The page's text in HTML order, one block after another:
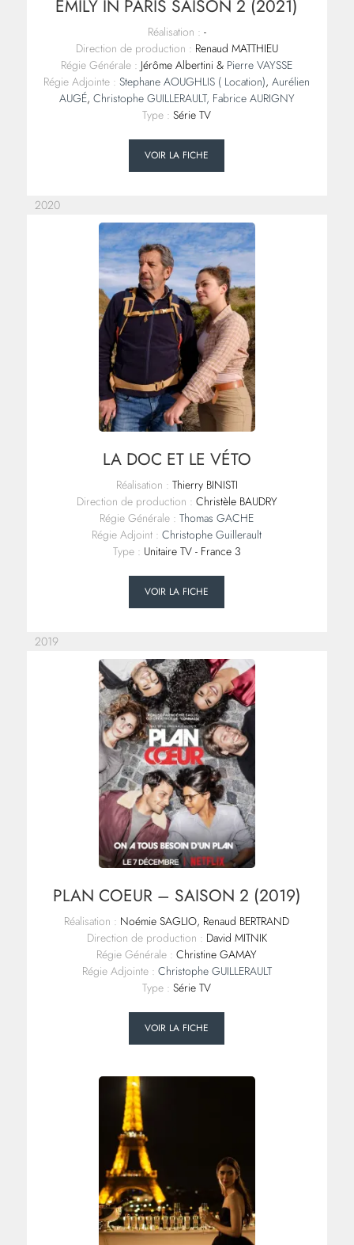
EMILY IN PARIS SAISON 2 (2021)
Réalisation : -
Direction de production : Renaud MATTHIEU
Régie Générale : Jérôme Albertini & Pierre VAYSSE
Régie Adjointe : Stephane AOUGHLIS ( Location),Aurélien
AUGÉ, Christophe GUILLERAULT, Fabrice AURIGNY
Type : Série TV
VOIR LA FICHE
2020
LA DOC ET LE VÉTO
Réalisation : Thierry BINISTI
Direction de production : Christèle BAUDRY
Régie Générale : Thomas GACHE
Régie Adjoint : Christophe Guillerault
Type : Unitaire TV - France 3
VOIR LA FICHE
2019
PLAN COEUR – SAISON 2 (2019)
Réalisation : Noémie SAGLIO, Renaud BERTRAND
Direction de production : David MITNIK
Régie Générale : Christine GAMAY
Régie Adjointe : Christophe GUILLERAULT
Type : Série TV
VOIR LA FICHE